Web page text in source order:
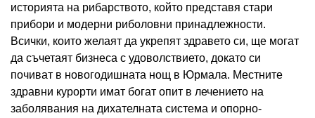
историята на рибарството, който представя стари
прибори и модерни риболовни принадлежности.
Всички, които желаят да укрепят здравето си, ще могат
да съчетаят бизнеса с удоволствието, докато си
почиват в новогодишната нощ в Юрмала. Местните
здравни курорти имат богат опит в лечението на
заболявания на дихателната система и опорно-